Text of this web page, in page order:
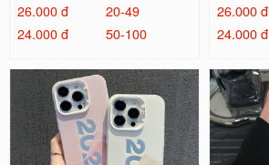
26.000 đ
20-49
24.000 đ
50-100
26.000 đ
24.000 đ